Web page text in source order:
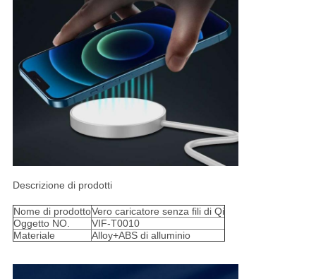
Descrizione di prodotti
Nome di prodottoVero caricatore senza fili di Qi
Oggetto NO.
VIF-T0010
Materiale
Alloy+ABS di alluminio